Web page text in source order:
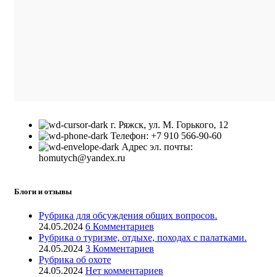
г. Ряжск, ул. М. Горького, 12
Телефон: +7 910 566-90-60
Адрес эл. почты:
homutych@yandex.ru
Блоги и отзывы
Рубрика для обсуждения общих вопросов.
24.05.2024 6 Комментариев
Рубрика о туризме, отдыхе, походах с палатками.
24.05.2024 3 Комментариев
Рубрика об охоте
24.05.2024 Нет комментариев